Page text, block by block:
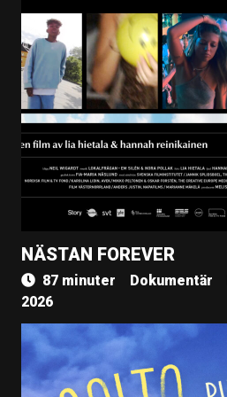
10176
NÄSTAN FOREVER
87 minuter Dokumentär
2026